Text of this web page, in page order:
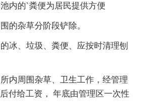
内的`粪便为居民提供方便
的杂草分阶段铲除。
冰、垃圾、粪便、应按时清理刨
内周围杂草、卫生工作，经管理
付给工资， 年底由管理区一次性